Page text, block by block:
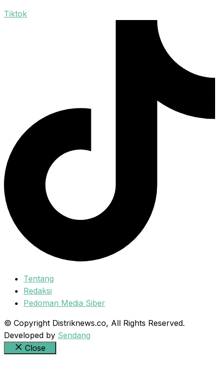
Tiktok
Tentang
Redaksi
Pedoman Media Siber
© Copyright Distriknews.co, All Rights Reserved.
Developed by Sendang
Close